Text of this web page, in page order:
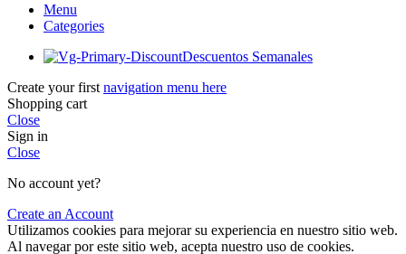
Menu
Categories
Descuentos Semanales
Create your first navigation menu here
Shopping cart
Close
Sign in
Close
No account yet?
Create an Account
Utilizamos cookies para mejorar su experiencia en nuestro sitio web.
Al navegar por este sitio web, acepta nuestro uso de cookies.